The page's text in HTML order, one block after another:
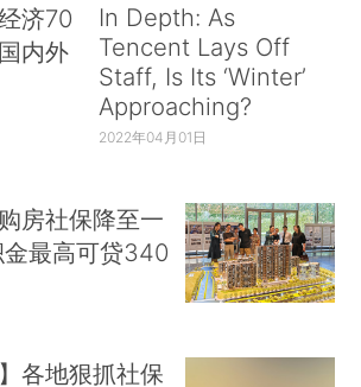
济70
内外
In Depth: As
Tencent Lays Off
Staff, Is Its ‘Winter’
Approaching?
2022年04月01日
房社保降至一
最高可贷340
各地狠抓社保